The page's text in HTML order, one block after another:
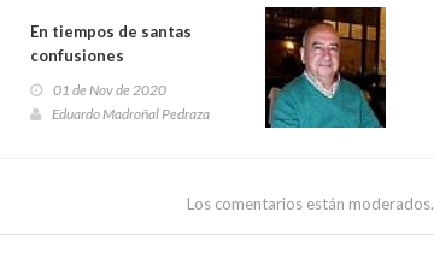
En tiempos de santas
confusiones
01 de Nov de 2020
Eduardo Madroñal Pedraza
Los comentarios están moderados.